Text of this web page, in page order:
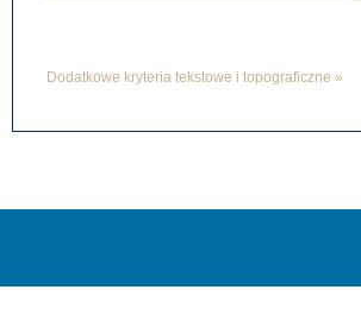
Dodatkowe kryteria tekstowe i topograficzne »